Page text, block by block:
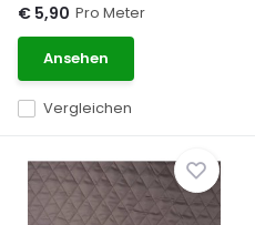
Vergleichen
€ 5,90 Pro Meter
Ansehen